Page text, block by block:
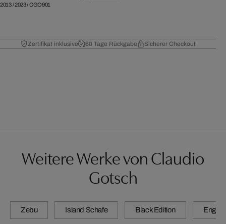
2013/2023/CGO901
Zertifikat inklusive 60 Tage Rückgabe Sicherer Checkout
Weitere Werke von Claudio
Gotsch
Zebu Island Schafe Black Edition